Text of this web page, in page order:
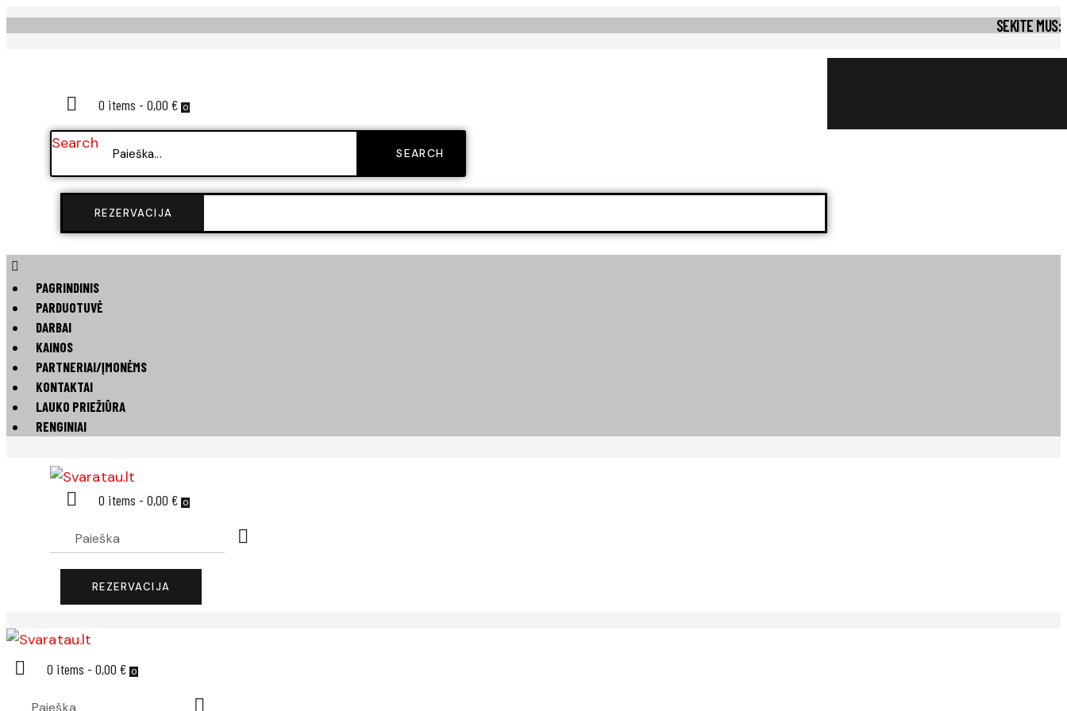
SEKITE MUS:
0 items -0,00 € 0
Search
SEARCH
REZERVACIJA
PAGRINDINIS
PARDUOTUVĖ
DARBAI
KAINOS
PARTNERIAI/ĮMONĖMS
KONTAKTAI
LAUKO PRIEŽIŪRA
RENGINIAI
0 items -0,00 € 0
REZERVACIJA
0 items -0,00 € 0